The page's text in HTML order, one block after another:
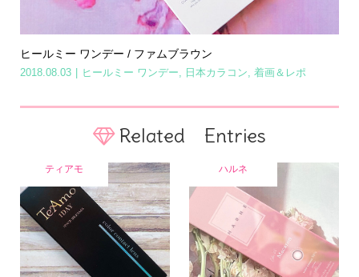
ヒールミー ワンデー / ファムブラウン
2018.08.03 ヒールミー ワンデー 日本カラコン 着画＆レポ
Related Entries
ティアモ ハルネ